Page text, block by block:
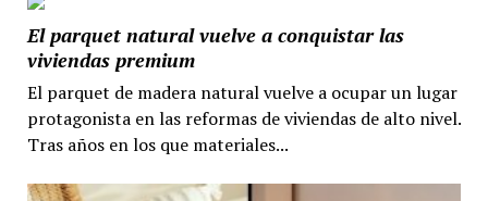
El parquet natural vuelve a conquistar las
viviendas premium
El parquet de madera natural vuelve a ocupar un lugar
protagonista en las reformas de viviendas de alto nivel.
Tras años en los que materiales...